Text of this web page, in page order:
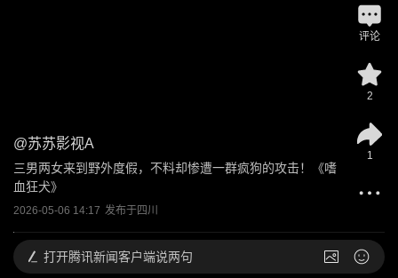
@苏苏影视A
三男两女来到野外度假，不料却惨遭一群疯狗的攻击！《嗜
血狂犬》
2026-05-06 14:17 发布于四川
评论
2
1
打开腾讯新闻客户端说两句